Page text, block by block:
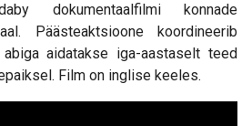
dokumentaalfilmi konnade
Päästeaktsioone koordineerib
aidatakse iga-aastaselt teed
Film on inglise keeles.